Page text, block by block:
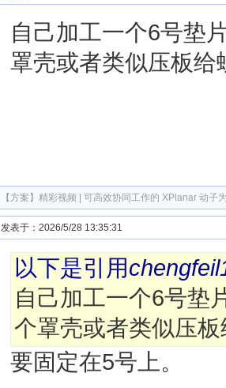
自己加工一个6号垫
罩壳或者类似压板给
【方案】 精彩视频 | 可高效协同工作的 XPlanar 动子
发表于：2026/5/28 13:35:31
以下是引用
自己加工一个6号垫
个罩壳或者类似压
要固定在5号上。